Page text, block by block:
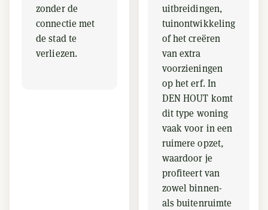
zonder de
connectie met
de stad te
verliezen.
uitbreidingen,
tuinontwikkeling
of het creëren
van extra
voorzieningen
op het erf. In
DEN HOUT komt
dit type woning
vaak voor in een
ruimere opzet,
waardoor je
profiteert van
zowel binnen-
als buitenruimte